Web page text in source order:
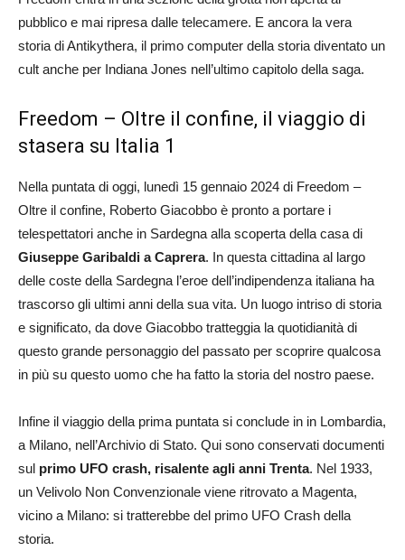
pubblico e mai ripresa dalle telecamere. E ancora la vera
storia di Antikythera, il primo computer della storia diventato un
cult anche per Indiana Jones nell’ultimo capitolo della saga.
Freedom – Oltre il confine, il viaggio di
stasera su Italia 1
Nella puntata di oggi, lunedì 15 gennaio 2024 di Freedom –
Oltre il confine, Roberto Giacobbo è pronto a portare i
telespettatori anche in Sardegna alla scoperta della casa di
Giuseppe Garibaldi a Caprera. In questa cittadina al largo
delle coste della Sardegna l’eroe dell’indipendenza italiana ha
trascorso gli ultimi anni della sua vita. Un luogo intriso di storia
e significato, da dove Giacobbo tratteggia la quotidianità di
questo grande personaggio del passato per scoprire qualcosa
in più su questo uomo che ha fatto la storia del nostro paese.
Infine il viaggio della prima puntata si conclude in in Lombardia,
a Milano, nell’Archivio di Stato. Qui sono conservati documenti
sul primo UFO crash, risalente agli anni Trenta. Nel 1933,
un Velivolo Non Convenzionale viene ritrovato a Magenta,
vicino a Milano: si tratterebbe del primo UFO Crash della
storia.